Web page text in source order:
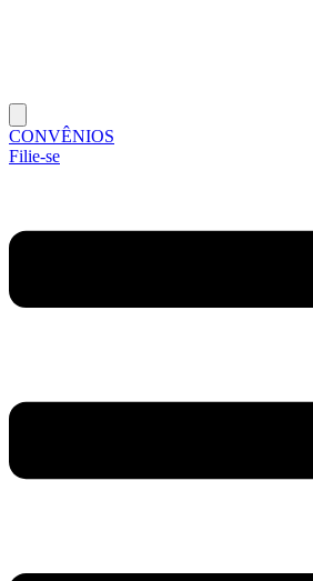
CONVÊNIOS
Filie-se